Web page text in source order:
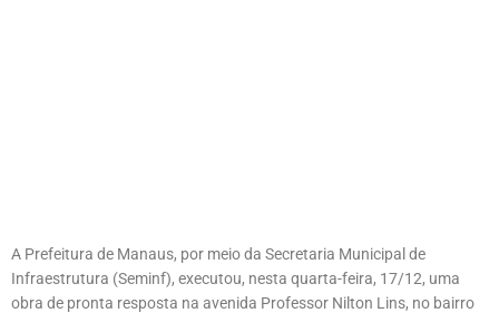
A Prefeitura de Manaus, por meio da Secretaria Municipal de
Infraestrutura (Seminf), executou, nesta quarta-feira, 17/12, uma
obra de pronta resposta na avenida Professor Nilton Lins, no bairro